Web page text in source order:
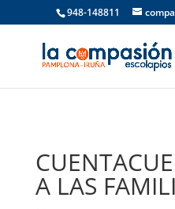
948-148811
A LAS